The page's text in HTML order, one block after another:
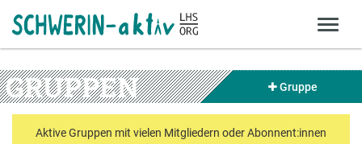
GRUPPEN Gruppe
Aktive Gruppen mit vielen Mitgliedern oder Abonnent:innen